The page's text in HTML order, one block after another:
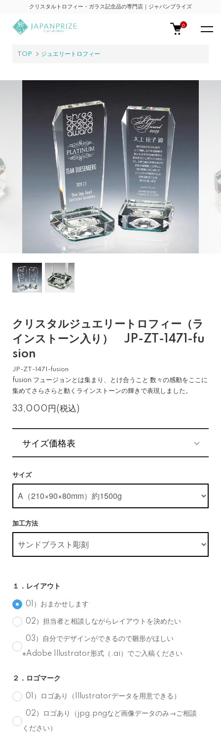
クリスタルトロフィー・ガラス記念品の専門店｜ジャパンプライズ
0
TOP ジュエリートロフィー
クリスタルジュエリートロフィー（ラ
インストーン入り） JP-ZT-1471-fu
sion
JP-ZT-1471-fusion
fusion フュージョンとは集まり、とけ合うこと 数々の感動をここに
集めてさらさらと動くラインストーンの輝きで表現しました。
33,000円(税込)
サイズ価格表
サイズ
加工方法
１．レイアウト
01）おまかせします
02）担当者と相談しながらレイアウトを決めたい
03）自分でデザインができるので雛形がほしい
※Adobe Illustrator形式（.ai）でご入稿ください
２．ロゴマーク
01）ロゴあり（Illustratorデータを用意できる）
02）ロゴあり（jpg.pngなど画像データのみ→ご相談
ください）